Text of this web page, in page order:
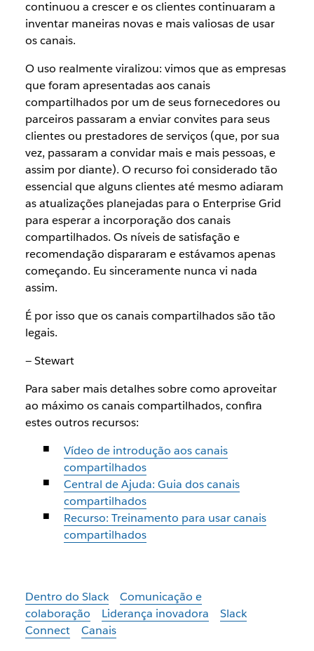
continuou a crescer e os clientes continuaram a
inventar maneiras novas e mais valiosas de usar
os canais.
O uso realmente viralizou: vimos que as empresas
que foram apresentadas aos canais
compartilhados por um de seus fornecedores ou
parceiros passaram a enviar convites para seus
clientes ou prestadores de serviços (que, por sua
vez, passaram a convidar mais e mais pessoas, e
assim por diante). O recurso foi considerado tão
essencial que alguns clientes até mesmo adiaram
as atualizações planejadas para o Enterprise Grid
para esperar a incorporação dos canais
compartilhados. Os níveis de satisfação e
recomendação dispararam e estávamos apenas
começando. Eu sinceramente nunca vi nada
assim.
É por isso que os canais compartilhados são tão
legais.
— Stewart
Para saber mais detalhes sobre como aproveitar
ao máximo os canais compartilhados, confira
estes outros recursos:
Vídeo de introdução aos canais
compartilhados
Central de Ajuda: Guia dos canais
compartilhados
Recurso: Treinamento para usar canais
compartilhados
Dentro do Slack
Comunicação e
colaboração
Liderança inovadora
Slack
Connect
Canais